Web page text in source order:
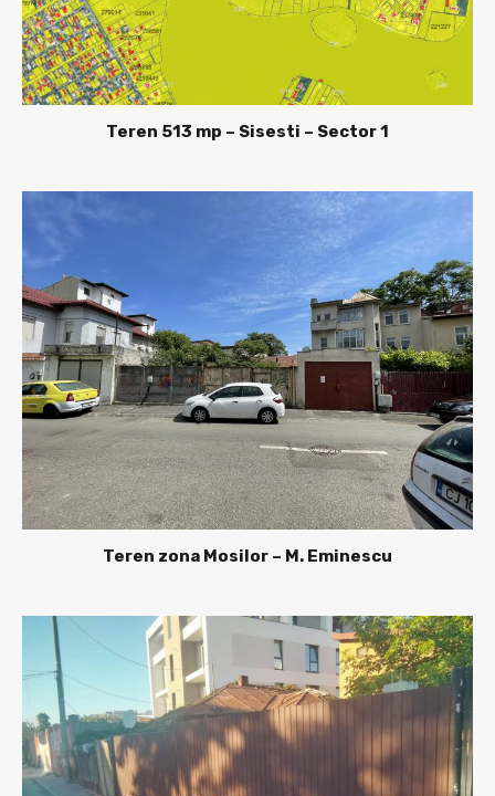
Teren 513 mp – Sisesti – Sector 1
Teren zona Mosilor – M. Eminescu